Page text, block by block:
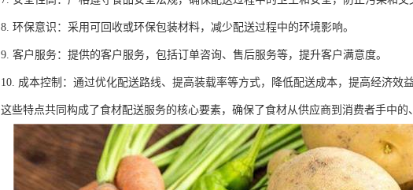
8. 环保意识：采用可回收或环保包装材料，减少配送过程中的环境影响。
9. 客户服务：提供的客户服务，包括订单咨询、售后服务等，提升客户满意度。
10. 成本控制：通过优化配送路线、提高装载率等方式，降低配送成本，提高经济效益
这些特点共同构成了食材配送服务的核心要素，确保了食材从供应商到消费者手中的